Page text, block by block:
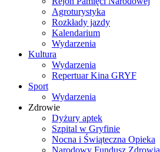
Agroturystyka
Rozkłady jazdy
Kalendarium
Wydarzenia
Kultura
Wydarzenia
Repertuar Kina GRYF
Sport
Wydarzenia
Zdrowie
Dyżury aptek
Szpital w Gryfinie
Nocna i Świąteczna Opieka
Narodowy Fundusz Zdrowia